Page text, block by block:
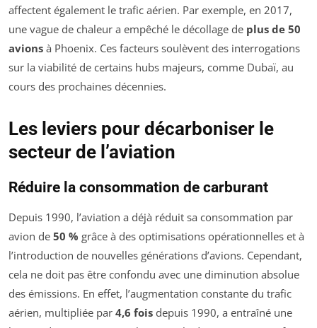
affectent également le trafic aérien. Par exemple, en 2017,
une vague de chaleur a empêché le décollage de plus de 50
avions à Phoenix. Ces facteurs soulèvent des interrogations
sur la viabilité de certains hubs majeurs, comme Dubaï, au
cours des prochaines décennies.
Les leviers pour décarboniser le
secteur de l’aviation
Réduire la consommation de carburant
Depuis 1990, l’aviation a déjà réduit sa consommation par
avion de 50 % grâce à des optimisations opérationnelles et à
l’introduction de nouvelles générations d’avions. Cependant,
cela ne doit pas être confondu avec une diminution absolue
des émissions. En effet, l’augmentation constante du trafic
aérien, multipliée par 4,6 fois depuis 1990, a entraîné une